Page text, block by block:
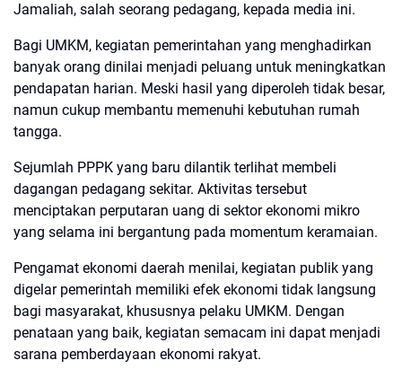
Jamaliah, salah seorang pedagang, kepada media ini.
Bagi UMKM, kegiatan pemerintahan yang menghadirkan
banyak orang dinilai menjadi peluang untuk meningkatkan
pendapatan harian. Meski hasil yang diperoleh tidak besar,
namun cukup membantu memenuhi kebutuhan rumah
tangga.
Sejumlah PPPK yang baru dilantik terlihat membeli
dagangan pedagang sekitar. Aktivitas tersebut
menciptakan perputaran uang di sektor ekonomi mikro
yang selama ini bergantung pada momentum keramaian.
Pengamat ekonomi daerah menilai, kegiatan publik yang
digelar pemerintah memiliki efek ekonomi tidak langsung
bagi masyarakat, khususnya pelaku UMKM. Dengan
penataan yang baik, kegiatan semacam ini dapat menjadi
sarana pemberdayaan ekonomi rakyat.